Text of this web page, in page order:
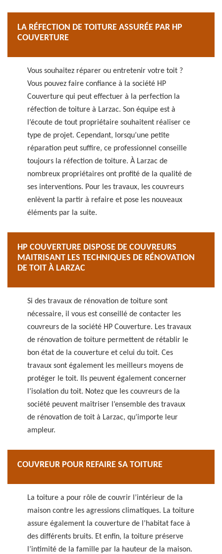
LA RÉFECTION DE TOITURE ASSURÉE PAR HP
COUVERTURE
Vous souhaitez réparer ou entretenir votre toit ?
Vous pouvez faire confiance à la société HP
Couverture qui peut effectuer à la perfection la
réfection de toiture à Larzac. Son équipe est à
l’écoute de tout propriétaire souhaitent réaliser ce
type de projet. Cependant, lorsqu’une petite
réparation peut suffire, ce professionnel conseille
toujours la réfection de toiture. À Larzac de
nombreux propriétaires ont profité de la qualité de
ses interventions. Pour les travaux, les couvreurs
enlèvent la partir à refaire et pose les nouveaux
éléments par la suite.
HP COUVERTURE DISPOSE DE COUVREURS
MAITRISANT LES TECHNIQUES DE RÉNOVATION
DE TOIT À LARZAC
Si des travaux de rénovation de toiture sont
nécessaire, il vous est conseillé de contacter les
couvreurs de la société HP Couverture. Les travaux
de rénovation de toiture permettent de rétablir le
bon état de la couverture et celui du toit. Ces
travaux sont également les meilleurs moyens de
protéger le toit. Ils peuvent également concerner
l’isolation du toit. Notez que les couvreurs de la
société peuvent maîtriser l’ensemble des travaux
de rénovation de toit à Larzac, qu’importe leur
ampleur.
COUVREUR POUR REFAIRE SA TOITURE
La toiture a pour rôle de couvrir l’intérieur de la
maison contre les agressions climatiques. La toiture
assure également la couverture de l’habitat face à
des différents bruits. Et enfin, la toiture préserve
l’intimité de la famille par la hauteur de la maison.